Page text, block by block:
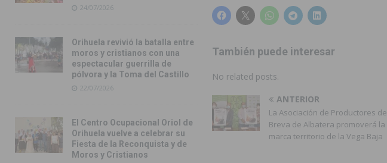
También puede interesar
No related posts.
ANTERIOR
La Asociación de Productores de
Breva de Albatera promoverá la
marca territorio de la Vega Baja
24/07/2026
Orihuela revivió la batalla entre
moros y cristianos con una
espectacular guerrilla de
pólvora y la Toma del Castillo
22/07/2026
El Centro Ocupacional Oriol de
Orihuela vuelve a celebrar su
Fiesta de la Reconquista y de
Moros y Cristianos